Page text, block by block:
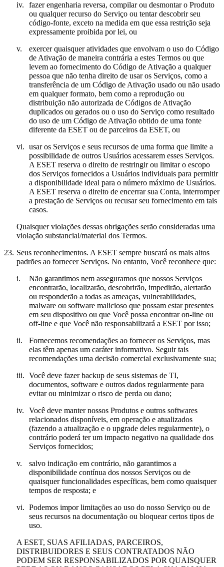
iv.
fazer engenharia reversa, compilar ou desmontar o Produto
ou qualquer recurso do Serviço ou tentar descobrir seu
código-fonte, exceto na medida em que essa restrição seja
expressamente proibida por lei, ou
v.
exercer quaisquer atividades que envolvam o uso do Código
de Ativação de maneira contrária a estes Termos ou que
levem ao fornecimento do Código de Ativação a qualquer
pessoa que não tenha direito de usar os Serviços, como a
transferência de um Código de Ativação usado ou não usado
em qualquer formato, bem como a reprodução ou
distribuição não autorizada de Códigos de Ativação
duplicados ou gerados ou o uso do Serviço como resultado
do uso de um Código de Ativação obtido de uma fonte
diferente da ESET ou de parceiros da ESET, ou
vi. usar os Serviços e seus recursos de uma forma que limite a
possibilidade de outros Usuários acessarem esses Serviços.
A ESET reserva o direito de restringir ou limitar o escopo
dos Serviços fornecidos a Usuários individuais para permitir
a disponibilidade ideal para o número máximo de Usuários.
A ESET reserva o direito de encerrar sua Conta, interromper
a prestação de Serviços ou recusar seu fornecimento em tais
casos.
Quaisquer violações dessas obrigações serão consideradas uma
violação substancial/material dos Termos.
23. Seus reconhecimentos. A ESET sempre buscará os mais altos
padrões ao fornecer Serviços. No entanto, Você reconhece que:
i.
Não garantimos nem asseguramos que nossos Serviços
encontrarão, localizarão, descobrirão, impedirão, alertarão
ou responderão a todas as ameaças, vulnerabilidades,
malware ou software malicioso que possam estar presentes
em seu dispositivo ou que Você possa encontrar on-line ou
off-line e que Você não responsabilizará a ESET por isso;
ii.
Fornecemos recomendações ao fornecer os Serviços, mas
elas têm apenas um caráter informativo. Seguir tais
recomendações uma decisão comercial exclusivamente sua;
iii. Você deve fazer backup de seus sistemas de TI,
documentos, software e outros dados regularmente para
evitar ou minimizar o risco de perda ou dano;
iv.
Você deve manter nossos Produtos e outros softwares
relacionados disponíveis, em operação e atualizados
(fazendo a atualização e o upgrade deles regularmente), o
contrário poderá ter um impacto negativo na qualidade dos
Serviços fornecidos;
v.
salvo indicação em contrário, não garantimos a
disponibilidade contínua dos nossos Serviços ou de
quaisquer funcionalidades específicas, bem como quaisquer
tempos de resposta; e
vi. Podemos impor limitações ao uso do nosso Serviço ou de
seus recursos na documentação ou bloquear certos tipos de
uso.
A ESET, SUAS AFILIADAS, PARCEIROS,
DISTRIBUIDORES E SEUS CONTRATADOS NÃO
PODEM SER RESPONSABILIZADOS POR QUAISQUER